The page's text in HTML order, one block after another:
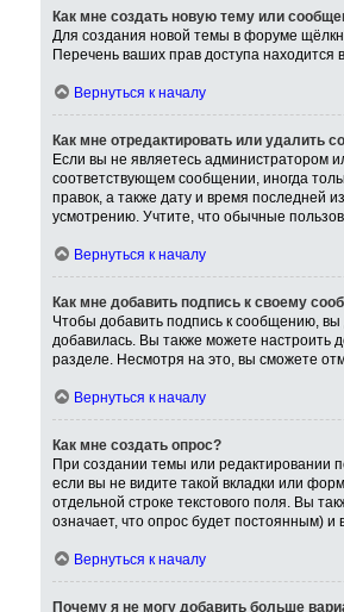
Как мне создать новую тему или
Для создания новой темы в форуме
Перечень ваших прав доступа
Вернуться к началу
Как мне отредактировать или удалить
Если вы не являетесь администратором
соответствующем сообщении, иногда
правок, а также дату и время последней
усмотрению. Учтите, что обычные
Вернуться к началу
Как мне добавить подпись к своему
Чтобы добавить подпись к сообщению,
добавилась. Вы также можете настроить
разделе. Несмотря на это, вы сможете
Вернуться к началу
Как мне создать опрос?
При создании темы или редактировании
если вы не видите такой вкладки или
отдельной строке текстового поля. Вы
означает, что опрос будет постоянным) и
Вернуться к началу
Почему я не могу добавить больше